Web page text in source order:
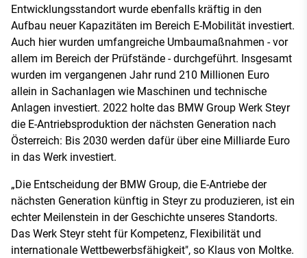
Entwicklungsstandort wurde ebenfalls kräftig in den
Aufbau neuer Kapazitäten im Bereich E-Mobilität investiert.
Auch hier wurden umfangreiche Umbaumaßnahmen - vor
allem im Bereich der Prüfstände - durchgeführt. Insgesamt
wurden im vergangenen Jahr rund 210 Millionen Euro
allein in Sachanlagen wie Maschinen und technische
Anlagen investiert. 2022 holte das BMW Group Werk Steyr
die E-Antriebsproduktion der nächsten Generation nach
Österreich: Bis 2030 werden dafür über eine Milliarde Euro
in das Werk investiert.
„Die Entscheidung der BMW Group, die E-Antriebe der
nächsten Generation künftig in Steyr zu produzieren, ist ein
echter Meilenstein in der Geschichte unseres Standorts.
Das Werk Steyr steht für Kompetenz, Flexibilität und
internationale Wettbewerbsfähigkeit", so Klaus von Moltke.